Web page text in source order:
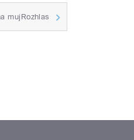
mujRozhlas